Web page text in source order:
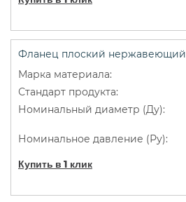
Фланец плоский нержавеющий
Купить в 1 клик